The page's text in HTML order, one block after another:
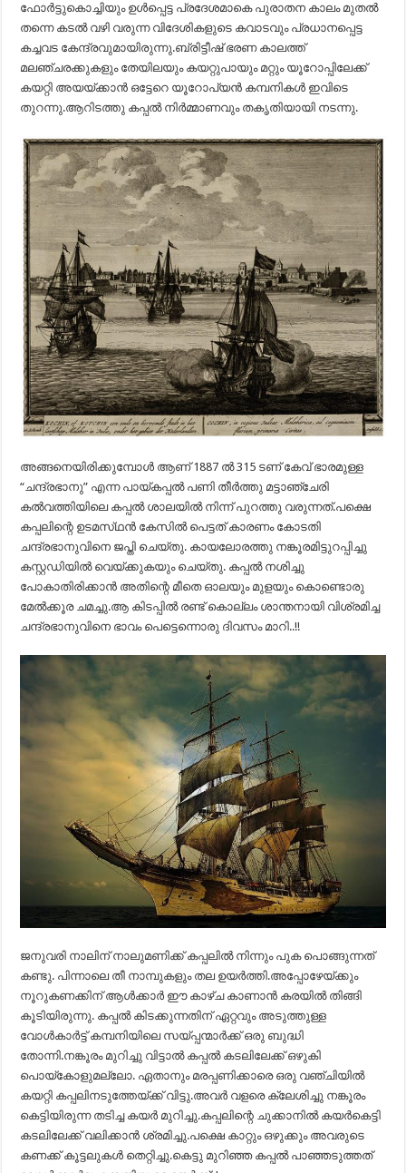
ഫോർട്ടുകൊച്ചിയും ഉൾപ്പെട്ട പ്രദേശമാകെ പുരാതന കാലം മുതൽ
തന്നെ കടൽ വഴി വരുന്ന വിദേശികളുടെ കവാടവും പ്രധാനപ്പെട്ട
കച്ചവട കേന്ദ്രവുമായിരുന്നു.ബ്രിട്ടീഷ് ഭരണ കാലത്ത്
മലഞ്ചരക്കുകളും തേയിലയും കയറ്റുപായും മറ്റും യൂറോപ്പിലേക്ക്
കയറ്റി അയയ്ക്കാൻ ഒട്ടേറെ യൂറോപ്യൻ കമ്പനികൾ ഇവിടെ
തുറന്നു.ആറിടത്തു കപ്പൽ നിർമ്മാണവും തകൃതിയായി നടന്നു.
അങ്ങനെയിരിക്കുമ്പോൾ ആണ് 1887 ൽ 315 ടണ് കേവ് ഭാരമുള്ള
“ചന്ദ്രഭാനു” എന്ന പായ്കപ്പൽ പണി തീർത്തു മട്ടാഞ്ചേരി
കൽവത്തിയിലെ കപ്പൽ ശാലയിൽ നിന്ന് പുറത്തു വരുന്നത്.പക്ഷെ
കപ്പലിന്റെ ഉടമസ്‌ഥൻ കേസിൽ പെട്ടത് കാരണം കോടതി
ചന്ദ്രഭാനുവിനെ ജപ്തി ചെയ്തു. കായലോരത്തു നങ്കൂരമിട്ടുറപ്പിച്ചു
കസ്റ്റഡിയിൽ വെയ്ക്കുകയും ചെയ്തു. കപ്പൽ നശിച്ചു
പോകാതിരിക്കാൻ അതിന്റെ മീതെ ഓലയും മുളയും കൊണ്ടൊരു
മേൽക്കൂര ചമച്ചു.ആ കിടപ്പിൽ രണ്ട് കൊല്ലം ശാന്തനായി വിശ്രമിച്ച
ചന്ദ്രഭാനുവിനെ ഭാവം പെട്ടെന്നൊരു ദിവസം മാറി..!!
ജനുവരി നാലിന് നാലുമണിക്ക് കപ്പലിൽ നിന്നും പുക പൊങ്ങുന്നത്
കണ്ടു. പിന്നാലെ തീ നാമ്പുകളും തല ഉയർത്തി.അപ്പോഴേയ്ക്കും
നൂറുകണക്കിന് ആൾക്കാർ ഈ കാഴ്ച കാണാൻ കരയിൽ തിങ്ങി
കൂടിയിരുന്നു. കപ്പൽ കിടക്കുന്നതിന് ഏറ്റവും അടുത്തുള്ള
വോൾകാർട്ട് കമ്പനിയിലെ സയ്പ്പന്മാർക്ക് ഒരു ബുദ്ധി
തോന്നി.നങ്കൂരം മുറിച്ചു വിട്ടാൽ കപ്പൽ കടലിലേക്ക് ഒഴുകി
പൊയ്കോളുമല്ലോ. ഏതാനും മരപ്പണിക്കാരെ ഒരു വഞ്ചിയിൽ
കയറ്റി കപ്പലിനടുത്തേയ്ക്ക് വിട്ടു.അവർ വളരെ ക്ലേശിച്ചു നങ്കൂരം
കെട്ടിയിരുന്ന തടിച്ച കയർ മുറിച്ചു.കപ്പലിന്റെ ചുക്കാനിൽ കയർകെട്ടി
കടലിലേക്ക് വലിക്കാൻ ശ്രമിച്ചു.പക്ഷെ കാറ്റും ഒഴുക്കും അവരുടെ
കണക്ക് കൂട്ടലുകൾ തെറ്റിച്ചു.കെട്ടു മുറിഞ്ഞ കപ്പൽ പാഞ്ഞടുത്തത്